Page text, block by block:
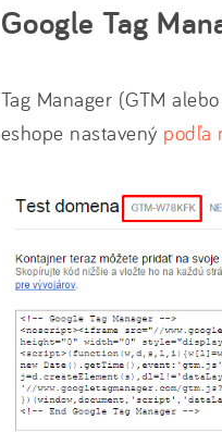
Google Tag
Tag Manager (GTM
eshope nastavený podľa